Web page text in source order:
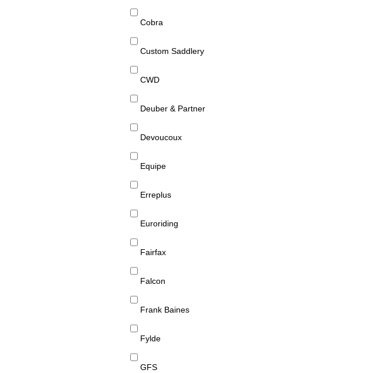
Cobra
Custom Saddlery
CWD
Deuber & Partner
Devoucoux
Equipe
Erreplus
Euroriding
Fairfax
Falcon
Frank Baines
Fylde
GFS